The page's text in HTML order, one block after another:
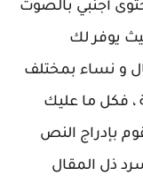
أجنبي بالصوت
يوفر لك
و نساء بمختلف
، فكل ما عليك
بإدراج النص
ذل المقال